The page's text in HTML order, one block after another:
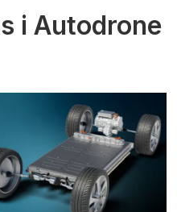
i Autodrone